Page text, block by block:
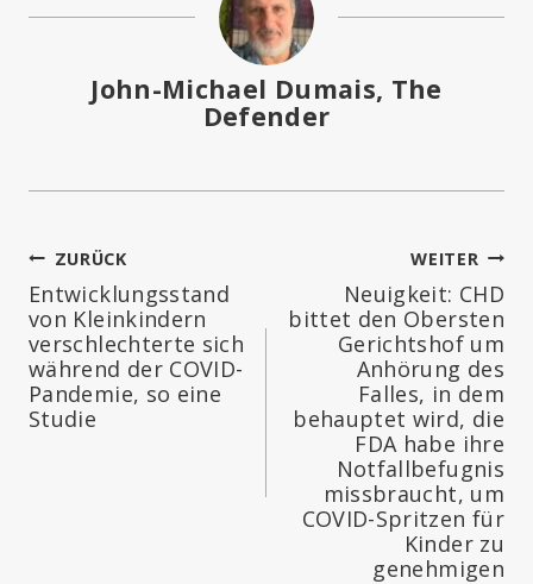
John-Michael Dumais, The
Defender
Beitragsnavigation
ZURÜCK
Entwicklungsstand
von Kleinkindern
verschlechterte sich
während der COVID-
Pandemie, so eine
Studie
WEITER
Neuigkeit: CHD
bittet den Obersten
Gerichtshof um
Anhörung des
Falles, in dem
behauptet wird, die
FDA habe ihre
Notfallbefugnis
missbraucht, um
COVID-Spritzen für
Kinder zu
genehmigen